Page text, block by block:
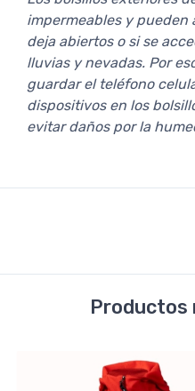
impermeables y pueden
deja abiertos o si se
lluvias y nevadas. Por
guardar el teléfono
dispositivos en los
evitar daños por la
Productos